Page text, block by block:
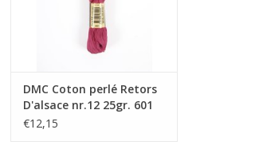
DMC Coton perlé Retors
D'alsace nr.12 25gr. 601
€12,15